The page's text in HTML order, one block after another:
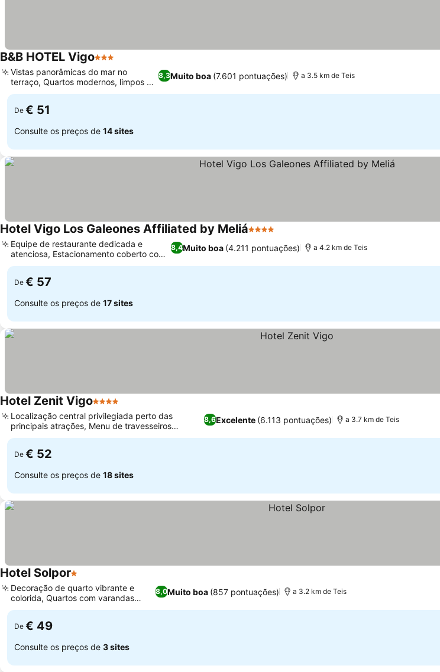
B&B HOTEL Vigo3 Estrelas
8,3Muito boa (7.601 pontuações)
Vistas panorâmicas do mar no
terraço, Quartos modernos, limpos e
espaçosos
a 3.5 km de Teis
De € 51
Consulte os preços de 14 sites
Hotel Vigo Los Galeones Affiliated by Meliá4 Estrelas
8,4Muito boa (4.211 pontuações)
Equipe de restaurante dedicada e
atenciosa, Estacionamento coberto com
acesso direto
a 4.2 km de Teis
De € 57
Consulte os preços de 17 sites
Hotel Zenit Vigo4 Estrelas
8,6Excelente (6.113 pontuações)
Localização central privilegiada perto das
principais atrações, Menu de travesseiros
personalizado para um sono melhor
a 3.7 km de Teis
De € 52
Consulte os preços de 18 sites
Hotel Solpor1 Estrelas
8,0Muito boa (857 pontuações)
Decoração de quarto vibrante e
colorida, Quartos com varandas
privativas
a 3.2 km de Teis
De € 49
Consulte os preços de 3 sites